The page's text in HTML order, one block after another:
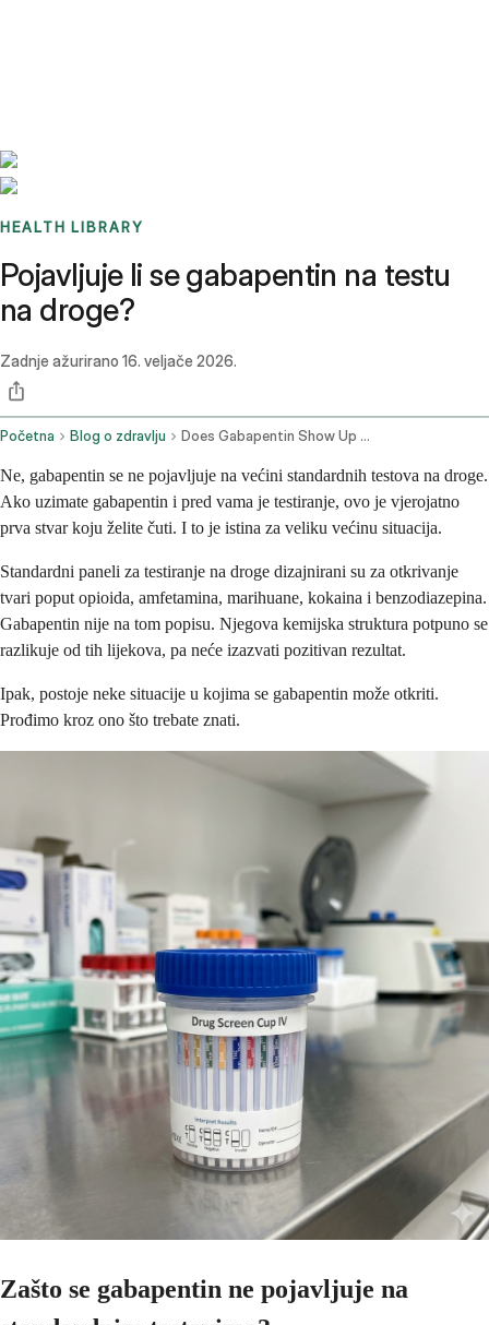
HEALTH LIBRARY
Pojavljuje li se gabapentin na testu
na droge?
Zadnje ažurirano 16. veljače 2026.
Početna Blog o zdravlju Does Gabapentin Show Up On A Drug Test
Ne, gabapentin se ne pojavljuje na većini standardnih testova na droge.
Ako uzimate gabapentin i pred vama je testiranje, ovo je vjerojatno
prva stvar koju želite čuti. I to je istina za veliku većinu situacija.
Standardni paneli za testiranje na droge dizajnirani su za otkrivanje
tvari poput opioida, amfetamina, marihuane, kokaina i benzodiazepina.
Gabapentin nije na tom popisu. Njegova kemijska struktura potpuno se
razlikuje od tih lijekova, pa neće izazvati pozitivan rezultat.
Ipak, postoje neke situacije u kojima se gabapentin može otkriti.
Prođimo kroz ono što trebate znati.
Zašto se gabapentin ne pojavljuje na